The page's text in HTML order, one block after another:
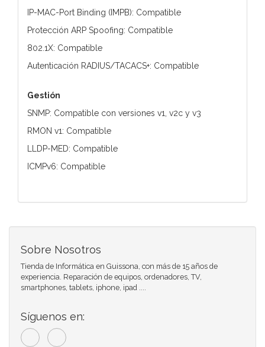
IP-MAC-Port Binding (IMPB): Compatible
Protección ARP Spoofing: Compatible
802.1X: Compatible
Autenticación RADIUS/TACACS+: Compatible
Gestión
SNMP: Compatible con versiones v1, v2c y v3
RMON v1: Compatible
LLDP-MED: Compatible
ICMPv6: Compatible
Sobre Nosotros
Tienda de Informática en Guissona, con más de 15 años de
experiencia. Reparación de equipos, ordenadores, TV,
smartphones, tablets, iphone, ipad ....
Síguenos en: